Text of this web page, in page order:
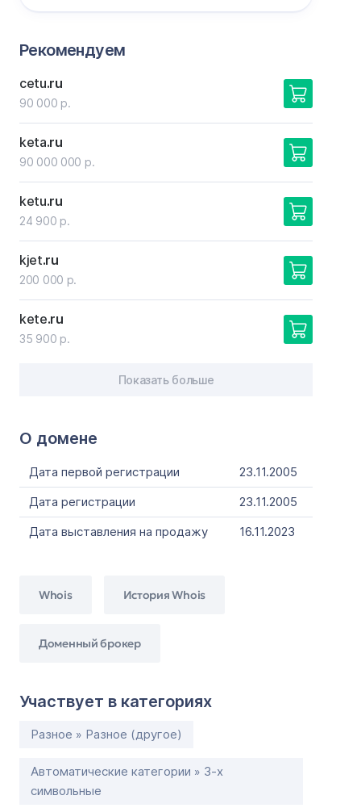
О домене
Дата первой регистрации
23.11.2005
Дата регистрации
23.11.2005
Дата выставления на продажу
16.11.2023
Whois История Whois
Доменный брокер
Участвует в категориях
Разное » Разное (другое)
Автоматические категории » 3-х
символьные
Рекомендуем
cetu.ru
90 000 р.
keta.ru
90 000 000 р.
ketu.ru
24 900 р.
kjet.ru
200 000 р.
kete.ru
35 900 р.
Показать больше